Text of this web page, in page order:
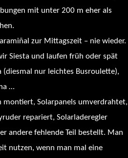
mit unter 200 m eher als
zur Mittagszeit – nie wieder.
Siesta und laufen früh oder spät
(diesmal nur leichtes Busroulette),
…
montiert, Solarpanels umverdrahtet,
repariert, Solarladeregler
andere fehlende Teil bestellt. Man
nutzen, wenn man mal eine